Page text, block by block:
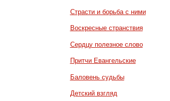
Страсти и борьба с ними
Воскресные странствия
Сердцу полезное слово
Притчи Евангельские
Баловень судьбы
Детский взгляд